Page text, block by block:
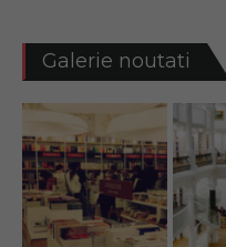
Galerie noutati